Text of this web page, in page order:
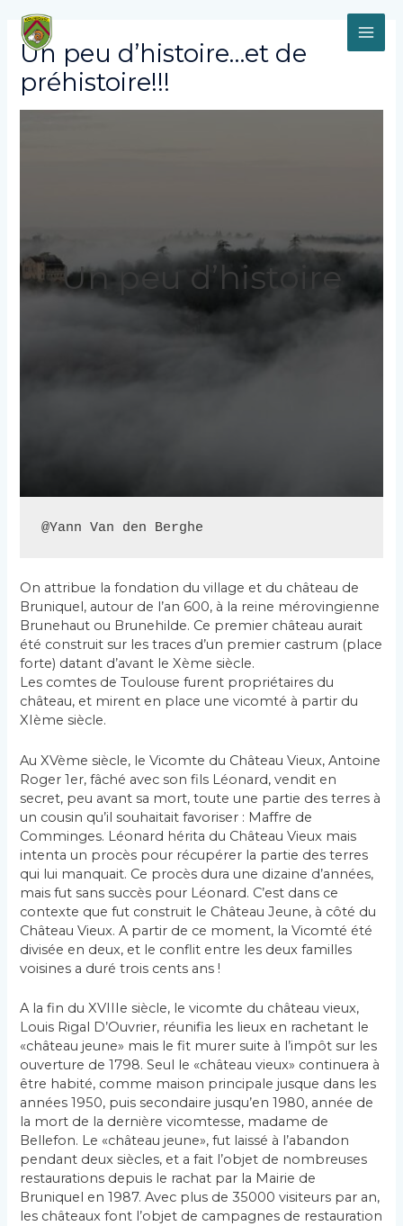
contenu
Un peu d’histoire…et de
préhistoire!!!
Un peu d’histoire
@Yann Van den Berghe
On attribue la fondation du village et du château de
Bruniquel, autour de l’an 600, à la reine mérovingienne
Brunehaut ou Brunehilde. Ce premier château aurait
été construit sur les traces d’un premier castrum (place
forte) datant d’avant le Xème siècle.
Les comtes de Toulouse furent propriétaires du
château, et mirent en place une vicomté à partir du
XIème siècle.
Au XVème siècle, le Vicomte du Château Vieux, Antoine
Roger 1er, fâché avec son fils Léonard, vendit en
secret, peu avant sa mort, toute une partie des terres à
un cousin qu’il souhaitait favoriser : Maffre de
Comminges. Léonard hérita du Château Vieux mais
intenta un procès pour récupérer la partie des terres
qui lui manquait. Ce procès dura une dizaine d’années,
mais fut sans succès pour Léonard. C’est dans ce
contexte que fut construit le Château Jeune, à côté du
Château Vieux. A partir de ce moment, la Vicomté été
divisée en deux, et le conflit entre les deux familles
voisines a duré trois cents ans !
A la fin du XVIIIe siècle, le vicomte du château vieux,
Louis Rigal D’Ouvrier, réunifia les lieux en rachetant le
«château jeune» mais le fit murer suite à l’impôt sur les
ouverture de 1798. Seul le «château vieux» continuera à
être habité, comme maison principale jusque dans les
années 1950, puis secondaire jusqu’en 1980, année de
la mort de la dernière vicomtesse, madame de
Bellefon. Le «château jeune», fut laissé à l’abandon
pendant deux siècles, et a fait l’objet de nombreuses
restaurations depuis le rachat par la Mairie de
Bruniquel en 1987. Avec plus de 35000 visiteurs par an,
les châteaux font l’objet de campagnes de restauration